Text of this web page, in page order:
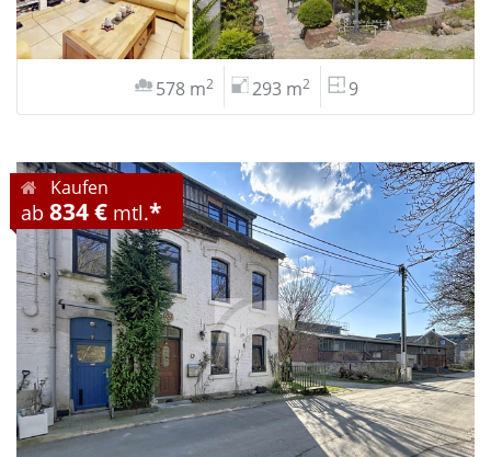
578 m2 293 m2 9
Kaufen
ab 834 € mtl.*